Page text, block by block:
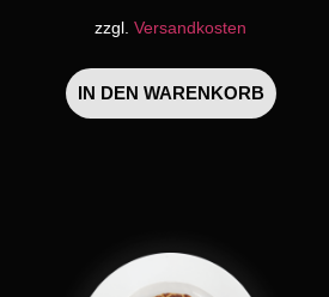
zzgl. Versandkosten
IN DEN WARENKORB